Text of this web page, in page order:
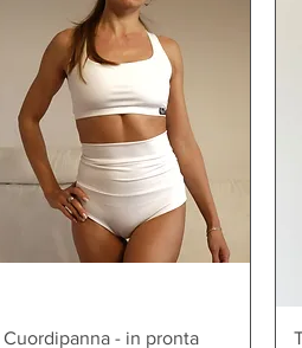
Vista rapida
Cuordipanna - in pronta